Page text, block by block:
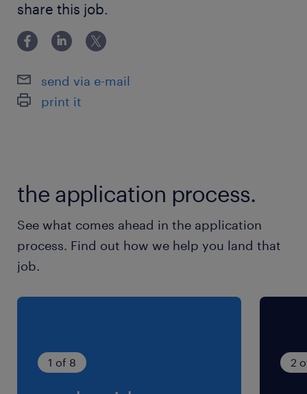
休日休暇
シフト制
あり（12/29～1/5休み）
残業
上の乗務経験のある方優遇◎
share this job.
send via e-mail
print it
the application process.
See what comes ahead in the application
process. Find out how we help you land that
job.
1 of 8 2